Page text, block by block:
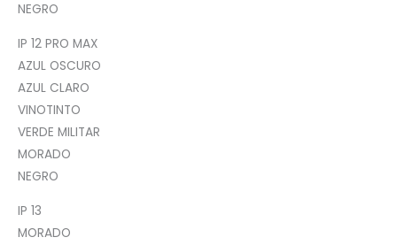
NEGRO
IP 12 PRO MAX
AZUL OSCURO
AZUL CLARO
VINOTINTO
VERDE MILITAR
MORADO
NEGRO
IP 13
MORADO